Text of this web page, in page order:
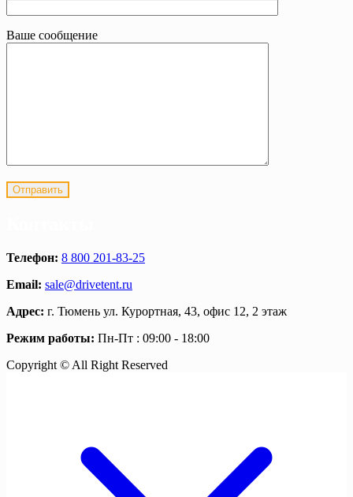
Ваше сообщение
Телефон: 8 800 201-83-25
Email: sale@drivetent.ru
Адрес: г. Тюмень ул. Курортная, 43, офис 12, 2 этаж
Режим работы: Пн-Пт : 09:00 - 18:00
Copyright © All Right Reserved